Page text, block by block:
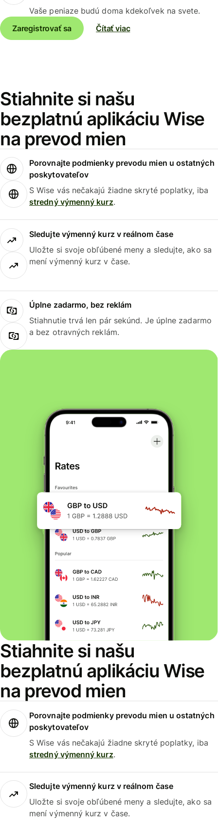
Vaše peniaze budú doma kdekoľvek na svete.
Zaregistrovať sa
Čítať viac
Stiahnite si našu
bezplatnú aplikáciu Wise
na prevod mien
Porovnajte podmienky prevodu mien u ostatných
poskytovateľov
S Wise vás nečakajú žiadne skryté poplatky, iba
stredný výmenný kurz.
Sledujte výmenný kurz v reálnom čase
Uložte si svoje obľúbené meny a sledujte, ako sa
mení výmenný kurz v čase.
Úplne zadarmo, bez reklám
Stiahnutie trvá len pár sekúnd. Je úplne zadarmo
a bez otravných reklám.
Stiahnite si našu
bezplatnú aplikáciu Wise
na prevod mien
Porovnajte podmienky prevodu mien u ostatných
poskytovateľov
S Wise vás nečakajú žiadne skryté poplatky, iba
stredný výmenný kurz.
Sledujte výmenný kurz v reálnom čase
Uložte si svoje obľúbené meny a sledujte, ako sa
mení výmenný kurz v čase.